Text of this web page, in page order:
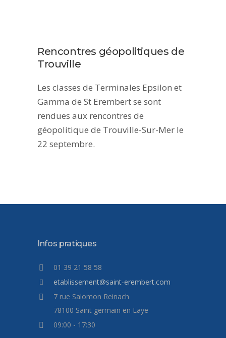
Rencontres géopolitiques de
Trouville
Les classes de Terminales Epsilon et
Gamma de St Erembert se sont
rendues aux rencontres de
géopolitique de Trouville-Sur-Mer le
22 septembre.
Infos pratiques
01 39 21 58 58
etablissement@saint-erembert.com
7 rue Salomon Reinach
78100 Saint germain en Laye
09:00 - 17:30